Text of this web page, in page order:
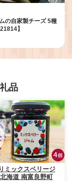
の自家製チーズ 5種
】
品
ミックスベリージ
海道 南富良野町